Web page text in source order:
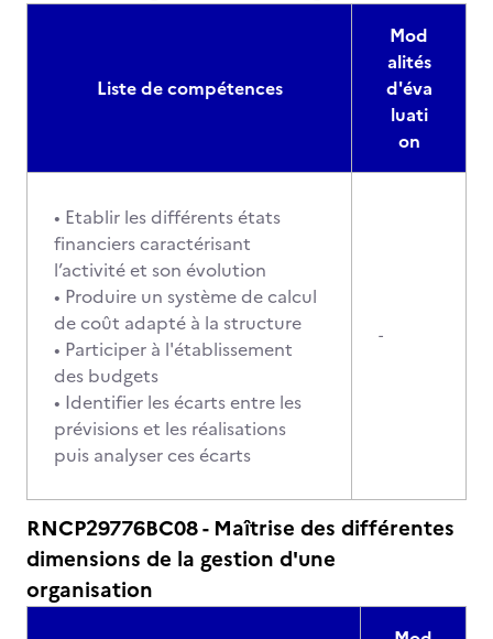
Liste de compétences
Mod
alités
d'éva
luati
on
• Etablir les différents états
financiers caractérisant
l’activité et son évolution
• Produire un système de calcul
de coût adapté à la structure
• Participer à l'établissement
des budgets
• Identifier les écarts entre les
prévisions et les réalisations
puis analyser ces écarts
-
RNCP29776BC08 - Maîtrise des différentes
dimensions de la gestion d'une
organisation